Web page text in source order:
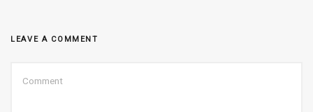
LEAVE A COMMENT